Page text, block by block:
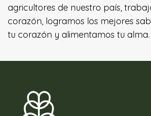
agricultores de nuestro país,
corazón, logramos los mejores
tu corazón y alimentamos tu alma.